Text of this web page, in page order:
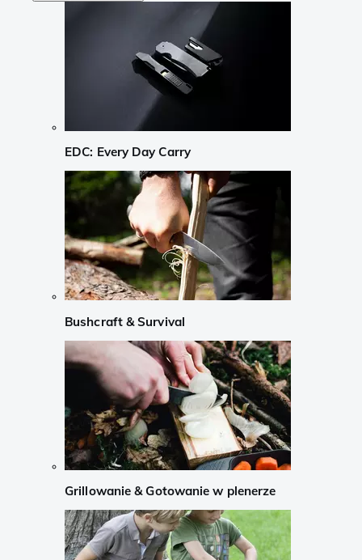
EDC: Every Day Carry
Bushcraft & Survival
Grillowanie & Gotowanie w plenerze